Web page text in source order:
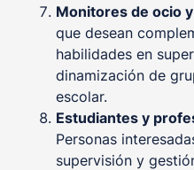
Monitores de ocio
que desean
habilidades en
dinamización de
escolar.
Estudiantes y
Personas
supervisión y